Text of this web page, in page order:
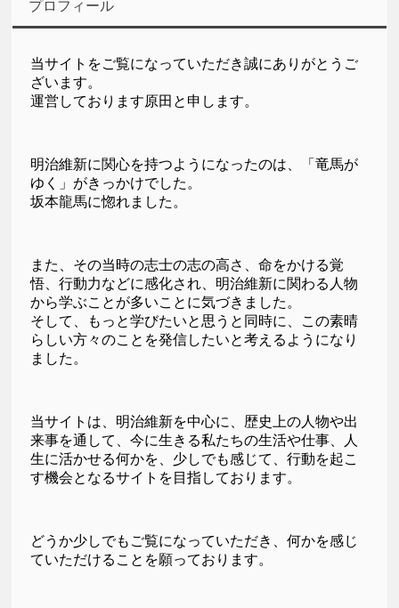
プロフィール
当サイトをご覧になっていただき誠にありがとうご
ざいます。
運営しております原田と申します。
明治維新に関心を持つようになったのは、「竜馬が
ゆく」がきっかけでした。
坂本龍馬に惚れました。
また、その当時の志士の志の高さ、命をかける覚
悟、行動力などに感化され、明治維新に関わる人物
から学ぶことが多いことに気づきました。
そして、もっと学びたいと思うと同時に、この素晴
らしい方々のことを発信したいと考えるようになり
ました。
当サイトは、明治維新を中心に、歴史上の人物や出
来事を通して、今に生きる私たちの生活や仕事、人
生に活かせる何かを、少しでも感じて、行動を起こ
す機会となるサイトを目指しております。
どうか少しでもご覧になっていただき、何かを感じ
ていただけることを願っております。